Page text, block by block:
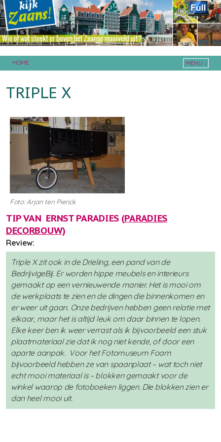
HOME
MENU ↓
TRIPLE X
Foto: Arjan ten Pierick
TIP VAN ERNST PARADIES (PARADIES
DECORBOUW)
Review:
Triple X zit ook in de Drieling, een pand van de
BedrijvigeBij. Er worden hippe meubels en interieurs
gemaakt op een vernieuwende manier. Het is mooi om
de werkplaats te zien en de dingen die binnenkomen en
er weer uit gaan. Onze bedrijven hebben geen relatie met
elkaar, maar het is altijd leuk om daar binnen te lopen.
Elke keer ben ik weer verrast als ik bijvoorbeeld een stuk
plaatmateriaal zie dat ik nog niet kende, of door een
aparte aanpak. Voor het Fotomuseum Foam
bijvoorbeeld hebben ze van spaanplaat – wat toch niet
echt mooi materiaal is – blokken gemaakt voor de
winkel waarop de fotoboeken liggen. Die blokken zien er
dan heel mooi uit.